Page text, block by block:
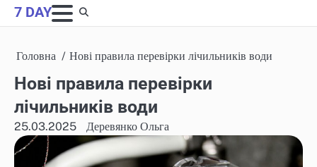
Skip
to
7 DAY
Головна Нові правила перевірки лічильників води
Нові правила перевірки
лічильників води
25.03.2025 Деревянко Ольга